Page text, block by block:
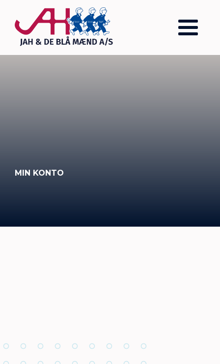
MIN KONTO